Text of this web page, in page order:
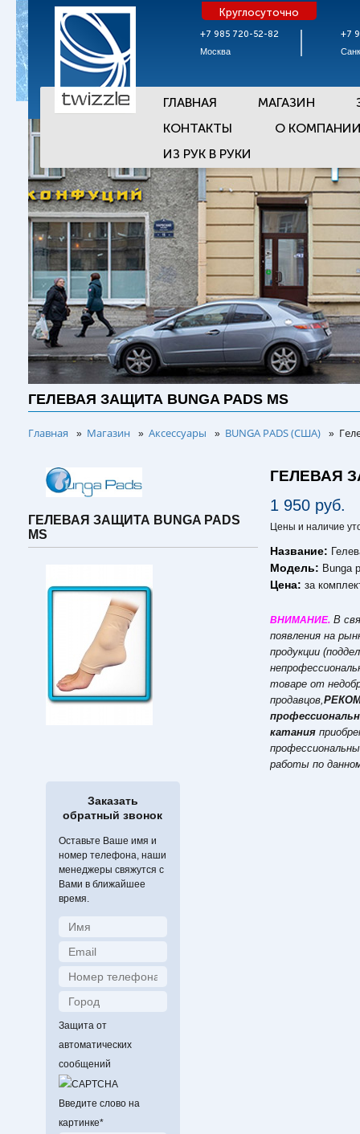
+7 985 720-52-82
Москва
Круглосуточно
+7
ГЛАВНАЯ МАГАЗИН
КОНТАКТЫ
О
ИЗ РУК В РУКИ
ГЕЛЕВАЯ ЗАЩИТА BUNGA PADS MS
Главная » Магазин » Аксессуары » BUNGA PADS (США) »
ГЕЛЕВАЯ ЗАЩИТА BUNGA PADS
MS
Заказать
обратный звонок
Оставьте Ваше имя и
номер телефона, наши
менеджеры свяжутся с
Вами в ближайшее
время.
Защита от
автоматических
сообщений
Введите слово на
картинке*
ГЕЛЕВАЯ
1 950 руб.
Цены и наличие
Название:
Модель: Bunga
Цена:за
ВНИМАНИЕ. В
появления на
продукции
товаре от
продавцов,
катания
работы по